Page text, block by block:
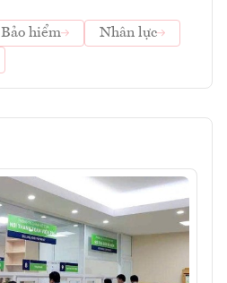
Bảo hiểm
Nhân lực